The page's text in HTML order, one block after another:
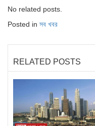
No related posts.
Posted in সব খবর
RELATED POSTS